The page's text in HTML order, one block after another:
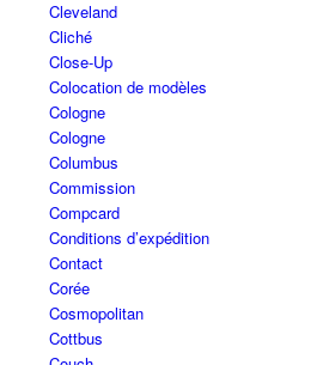
Cleveland
Cliché
Close-Up
Colocation de modèles
Cologne
Cologne
Columbus
Commission
Compcard
Conditions d’expédition
Contact
Corée
Cosmopolitan
Cottbus